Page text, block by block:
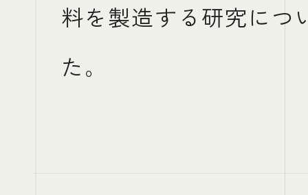
料を製造する研究につ
た。